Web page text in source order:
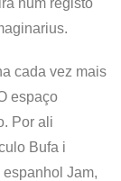
cada vez mais
espaço
Por ali
Bufa i
Jam,